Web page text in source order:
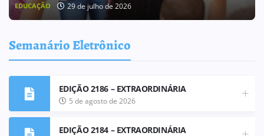
EDUCAÇÃO 29 de julho de 2026
Semanário Eletrônico
EDIÇÃO 2186 – EXTRAORDINÁRIA
5 de agosto de 2026
EDIÇÃO 2184 – EXTRAORDINÁRIA